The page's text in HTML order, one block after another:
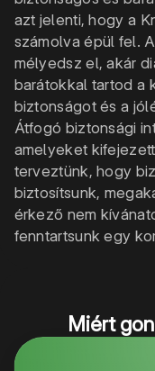
azt jelenti, hogy a
számolva épül fel.
mélyedsz el, akár
barátokkal tartod a
biztonságot és a
Átfogó biztonsági
amelyeket
terveztünk, hogy
biztosítsunk,
érkező nem
fenntartsunk egy
Miért